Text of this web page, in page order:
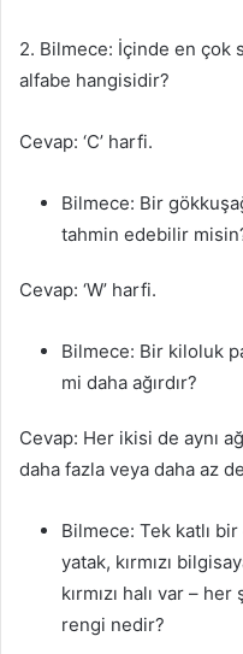
2. Bilmece: İçinde en çok
alfabe hangisidir?
Cevap: ‘C’ harfi.
Bilmece: Bir
tahmin edebilir
Cevap: ‘W’ harfi.
Bilmece: Bir kiloluk
mi daha ağırdır?
Cevap: Her ikisi de aynı
daha fazla veya daha az
Bilmece: Tek katlı bir
yatak, kırmızı
kırmızı halı var –
rengi nedir?